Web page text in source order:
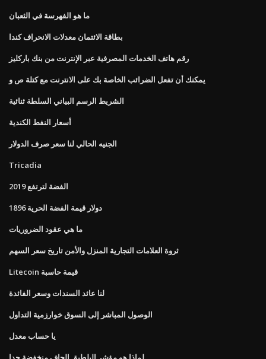
ما هو الفهرسة في الثعبان
بطاقة الائتمان معدلات الانحراف كندا
رقم هاتف الخدمات المصرفية عبر الإنترنت من بنك باركليز
يمكنك أن تفعل الضرائب الخاصة بك على الانترنت مع كتلة ص و
الشريط الرسم البياني السلطة ثنائية
أسعار النفط الكندية
الجنيه الحالي لنا سعر صرف الدولار
Tricadia
الفضة لترتفع 2019
1896 دولار قيمة الفضة الحرية
ما هي عقود الضروريات
ثروة العلامات التجارية المنزل والأمن تاريخ سعر السهم
Litecoin قيمة حاسبة
لنا عائد السندات وسعر الفائدة
الوصول المباشر إلى السوق خوارزمية التداول
يا حساب معدل